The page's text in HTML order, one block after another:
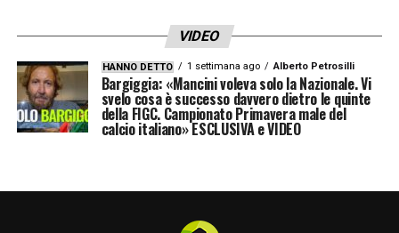
Rapuano lo richiama dopo le lamentele su un
fallo (a suo avviso) non assegnato
14′ – Da segnalare la non esultanza del
⚽10′ – GOL SIMEONE:“regalo” al limite del
clamoroso della difesa scaligera. Giovane
VIDEO
HANNO DETTO 1 settimana ago Alberto Petrosilli
Bargiggia: «Mancini voleva solo la Nazionale. Vi
svelo cosa è successo davvero dietro le quinte
della FIGC. Campionato Primavera male del
calcio italiano» ESCLUSIVA e VIDEO